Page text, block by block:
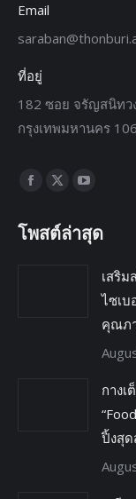
Email
ที่อยู่
182 ซอย จรัญสนิทว
กรุงเทพมหานคร
Find us on:
โพสต์ล่าสุด
เสริ
ไซเ
คุณภ
กาง
ปิ้งสุด